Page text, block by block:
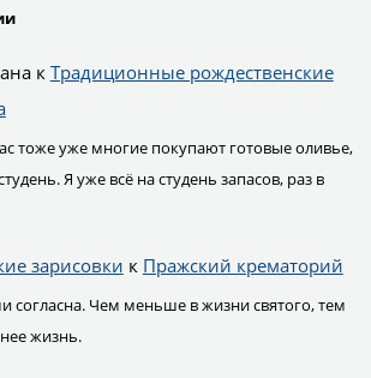
к Традиционные рождественские
тоже уже многие покупают готовые оливье,
Я уже всё на студень запасов, раз в
зарисовки к Пражский крематорий
согласна. Чем меньше в жизни святого, тем
жизнь.